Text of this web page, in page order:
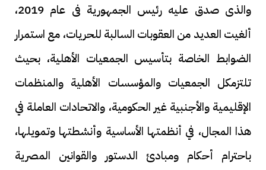
والذى صدق عليه رئيس الجمهورية فى عام 2019،
ألغيت العديد من العقوبات السالبة للحريات، مع استمرار
الضوابط الخاصة بتأسيس الجمعيات الأهلية، بحيث
تلتزمكل الجمعيات والمؤسسات الأهلية والمنظمات
الإقليمية والأجنبية غير الحكومية، والاتحادات العاملة في
هذا المجال، في أنظمتها الأساسية وأنشطتها وتمويلها،
باحترام أحكام ومبادئ الدستور والقوانين المصرية